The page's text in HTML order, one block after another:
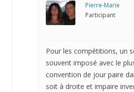
Pierre-Marie
Participant
Pour les compétitions, un
souvent imposé avec le
convention de jour paire
soit à droite et impaire